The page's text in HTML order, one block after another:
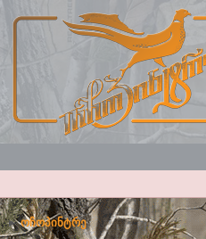
ოჩოპინტრე